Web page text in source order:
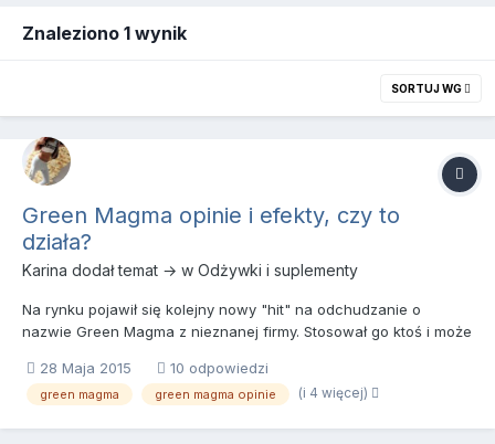
Znaleziono 1 wynik
SORTUJ WG
Green Magma opinie i efekty, czy to
działa?
Karina dodał temat → w Odżywki i suplementy
Na rynku pojawił się kolejny nowy "hit" na odchudzanie o
nazwie Green Magma z nieznanej firmy. Stosował go ktoś i może
nie spreparowane przez producenta? Z tego co wiem w
składzie jest kilka witaminek i młody jęczmień stanowiący
28 Maja 2015 10 odpowiedzi
green magma green magma opinie (i 4 więcej)